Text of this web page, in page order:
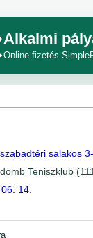
Alkalmi
Online fizetés
salakos
Teniszklub
14.